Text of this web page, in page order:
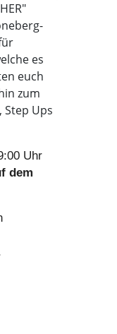
es
euch
zum
Step Ups
Uhr
dem